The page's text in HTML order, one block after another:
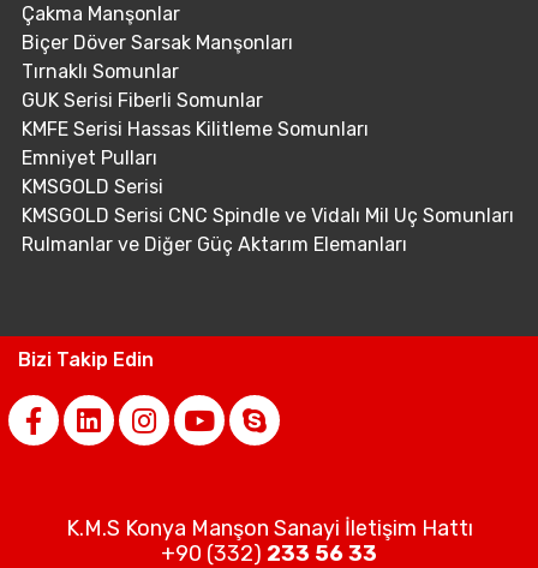
Çakma Manşonlar
Biçer Döver Sarsak Manşonları
Tırnaklı Somunlar
GUK Serisi Fiberli Somunlar
KMFE Serisi Hassas Kilitleme Somunları
Emniyet Pulları
KMSGOLD Serisi
KMSGOLD Serisi CNC Spindle ve Vidalı Mil Uç Somunları
Rulmanlar ve Diğer Güç Aktarım Elemanları
Bizi Takip Edin
K.M.S Konya Manşon Sanayi İletişim Hattı
+90 (332) 233 56 33